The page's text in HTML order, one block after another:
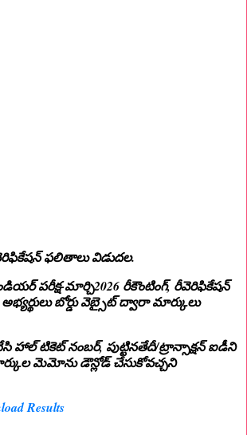
ఫలితాలు విడుదల.
పరీక్ష-మార్చి2026 రీకౌంటింగ్, రీవెరిఫికేషన్
బోర్డు వెబ్సైట్ ద్వారా మార్కులు
చేసి హాల్ టికెట్ నంబర్, పుట్టినతేదీ/ట్రాన్సాక్షన్ ఐడీని
మెమోను డౌన్లోడ్ చేసుకోవచ్చని
Results